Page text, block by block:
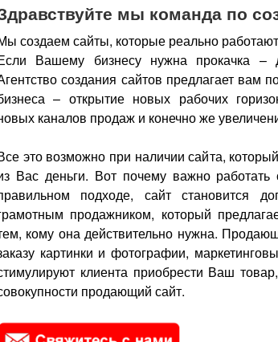
мы команда по
создаем сайты, которые реально
Вашему бизнесу нужна прокачка –
создания сайтов предлагает вам
– открытие новых рабочих
каналов продаж и конечно же
это возможно при наличии сайта,
Вас деньги. Вот почему важно
подходе, сайт становится
продажником, который
кому она действительно нужна.
картинки и фотографии,
клиента приобрести Ваш
продающий сайт.